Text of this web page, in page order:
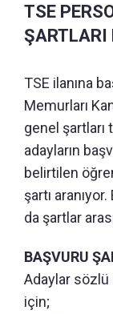
TSE
ŞARTLARI
TSE ilanına
Memurları
genel şartları
adayların
belirtilen
şartı
da şartlar
BAŞVURU
Adaylar sözlü
için;